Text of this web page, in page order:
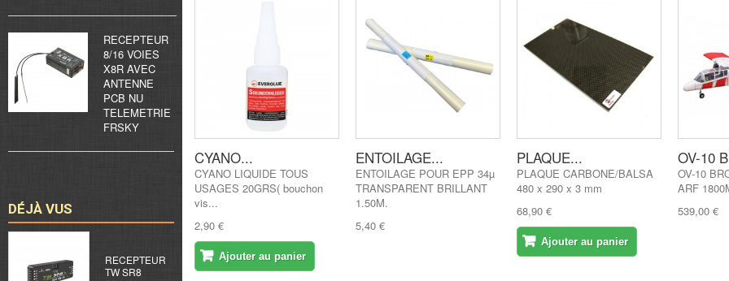
RECEPTEUR
8/16 VOIES
X8R AVEC
ANTENNE
PCB NU
TELEMETRIE
FRSKY
DÉJÀ VUS
RECEPTEUR
TW SR8
CYANO...
CYANO LIQUIDE TOUS
USAGES 20GRS( bouchon
vis...
2,90 €
Ajouter au panier
ENTOILAGE...
ENTOILAGE POUR EPP 34µ
TRANSPARENT BRILLANT
1.50M.
5,40 €
PLAQUE...
PLAQUE CARBONE/BALSA
480 x 290 x 3 mm
68,90 €
Ajouter au panier
OV-10
OV-10
ARF
539,00 €